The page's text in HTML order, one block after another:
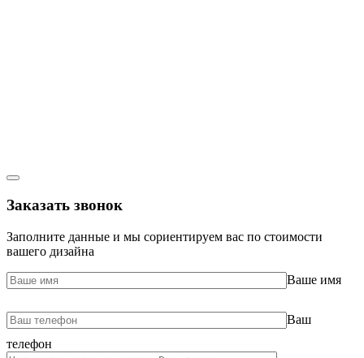
Заказать звонок
Заполните данные и мы сориентируем вас по стоимости
вашего дизайна
Ваше имя
Ваш
телефон